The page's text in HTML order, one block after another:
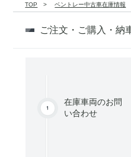
TOP ベントレー中古車在庫情報
ご注文・ご購入・納
在庫車両のお問
い合わせ